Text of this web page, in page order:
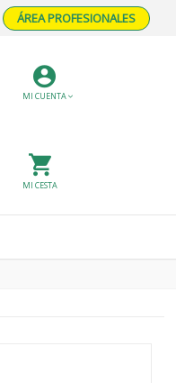
ÁREA PROFESIONALES
MI CUENTA
MI CESTA